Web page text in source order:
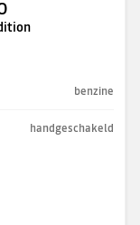
benzine
handgeschakeld